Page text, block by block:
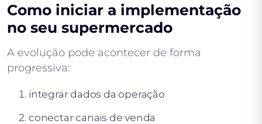
Como iniciar a implementação
no seu supermercado
A evolução pode acontecer de forma
progressiva:
integrar dados da operação
conectar canais de venda